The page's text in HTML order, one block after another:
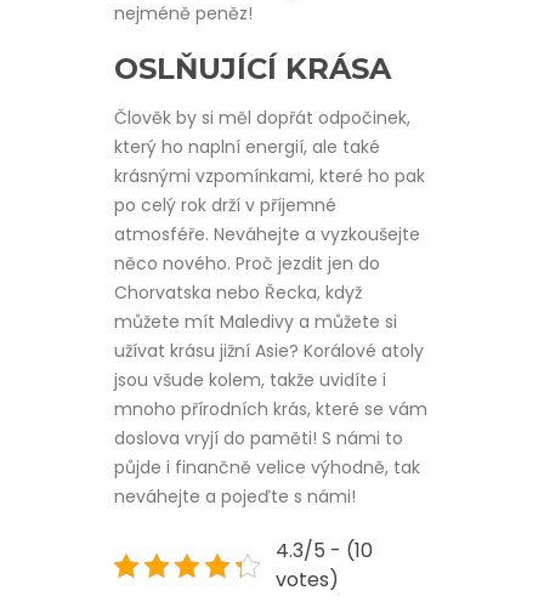
nejméně peněz!
OSLŇUJÍCÍ KRÁSA
Člověk by si měl dopřát odpočinek,
který ho naplní energií, ale také
krásnými vzpomínkami, které ho pak
po celý rok drží v příjemné
atmosféře. Neváhejte a vyzkoušejte
něco nového. Proč jezdit jen do
Chorvatska nebo Řecka, když
můžete mít Maledivy a můžete si
užívat krásu jižní Asie? Korálové atoly
jsou všude kolem, takže uvidíte i
mnoho přírodních krás, které se vám
doslova vryjí do paměti! S námi to
půjde i finančně velice výhodně, tak
neváhejte a pojeďte s námi!
4.3/5 - (10
votes)